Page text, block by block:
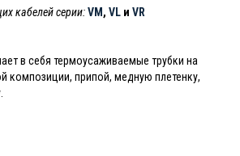
кабелей серии:VM , VL и VR
в себя термоусаживаемые трубки на
композиции, припой, медную плетенку,